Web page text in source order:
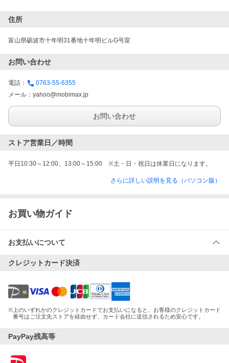
住所
富山県砺波市十年明31番地十年明ビルG号室
お問い合わせ
電話：
0763-55-6355
メール： yahoo@mobimax.jp
お問い合わせ
ストア営業日／時間
平日10:30～12:00、13:00～15:00　※土・日・祝日は休業日になります。
さらに詳しい説明を見る（パソコン版）
お買い物ガイド
お支払いについて
クレジットカード決済
※ 上のいずれかのクレジットカードでお支払いになると、お客様のクレジットカード
番号はご注文先ストアを経由せず、カード会社に送信されるため安心です。
PayPay残高等